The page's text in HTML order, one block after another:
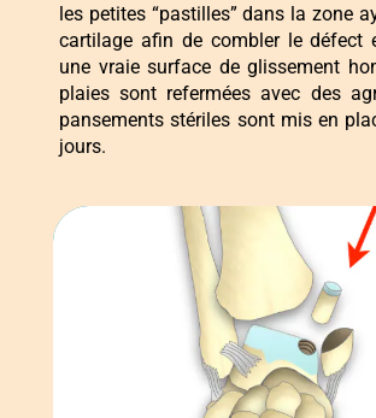
les petites “pastilles” dans la zone
cartilage afin de combler le défect
une vraie surface de glissement
plaies sont refermées avec des
pansements stériles sont mis en
jours.